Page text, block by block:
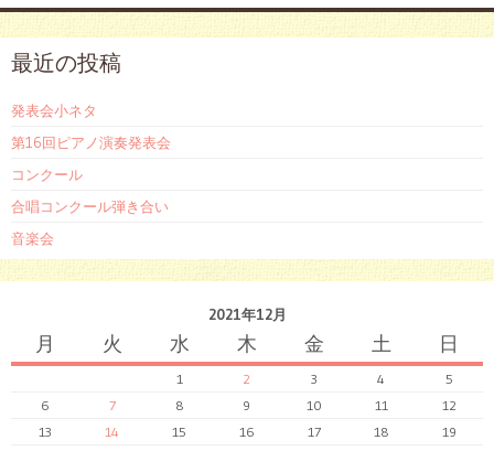
最近の投稿
発表会小ネタ
第16回ピアノ演奏発表会
コンクール
合唱コンクール弾き合い
音楽会
2021年12月
月 火 水 木 金 土 日
1 2 3 4
5
6
7 8 9 10 11
12
13
14 15 16 17 18
19